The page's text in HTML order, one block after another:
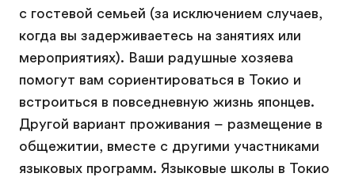
с гостевой семьей (за исключением случаев,
когда вы задерживаетесь на занятиях или
мероприятиях). Ваши радушные хозяева
помогут вам сориентироваться в Токио и
встроиться в повседневную жизнь японцев.
Другой вариант проживания – размещение в
общежитии, вместе с другими участниками
языковых программ. Языковые школы в Токио